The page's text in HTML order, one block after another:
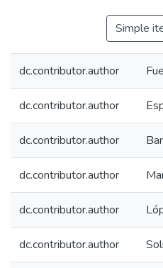
Simple
dc.contributor.author
dc.contributor.author
dc.contributor.author
dc.contributor.author
dc.contributor.author
dc.contributor.author